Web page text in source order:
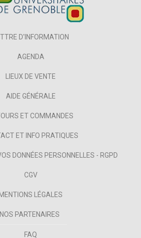
D'INFORMATION
AGENDA
LIEUX DE VENTE
AIDE GÉNÉRALE
ET COMMANDES
ET INFO PRATIQUES
DONNÉES PERSONNELLES - RGPD
CGV
MENTIONS LÉGALES
NOS PARTENAIRES
FAQ